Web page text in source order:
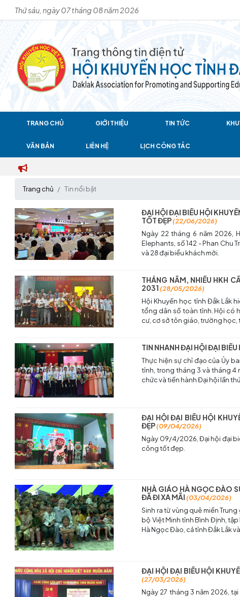
Thứ sáu, ngày 07 tháng 08 năm 2026
TRANG CHỦ GIỚI THIỆU TIN TỨC
VĂN BẢN LIÊN HỆ LỊCH CÔNG TÁC
CỔNG
Trang chủ Tin nổi bật
ĐẠI HỘI ĐẠI BIỂU HỘI
TỐT ĐẸP(22/06/2026)
Ngày 22 tháng 6 năm 2026,
Elephants, số 142 - Phan Chu
và 28 đại biểu khách mời.
THÁNG NĂM, NHIỀU HKH
2031(28/05/2026)
Hội Khuyến học tỉnh Đắk Lắk
tổng dân số toàn tỉnh. Hội có
cư, cơ sở tôn giáo, trường học,
TIN NHANH ĐẠI HỘI ĐẠI
Thực hiện sự chỉ đạo của Ủy
tỉnh, trong tháng 3 và tháng 4
chức và tiến hành Đại hội lần
ĐẠI HỘI ĐẠI BIỂU HỘI
ĐẸP(09/04/2026)
Ngày 09/4/2026, Đại hội đại
công tốt đẹp.
NHÀ GIÁO HÀ NGỌC ĐÀO
ĐÃ ĐI XA MÃI(03/04/2026)
Sinh ra từ vùng quê miền
bộ Việt Minh tỉnh Bình Định,
Hà Ngọc Đào, cả tỉnh Đắk Lắk
ĐẠI HỘI ĐẠI BIỂU HỘI
(27/03/2026)
Ngày 27 tháng 3 năm 2026,